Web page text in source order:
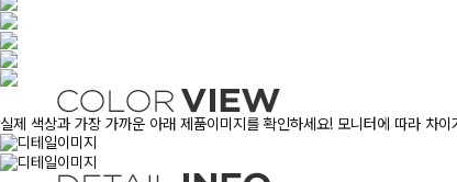
실제 색상과 가장 가까운 아래 제품이미지를 확인하세요! 모니터에 따라 차